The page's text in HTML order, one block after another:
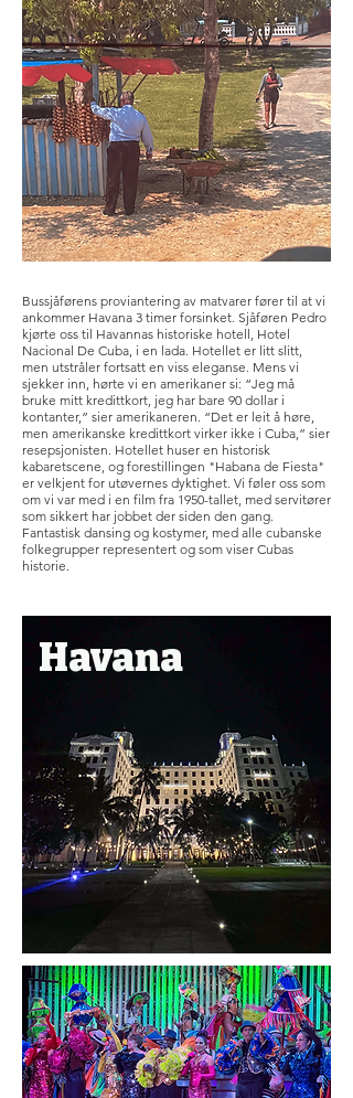
Bussjåførens proviantering av matvarer fører til at vi
ankommer Havana 3 timer forsinket. Sjåføren Pedro
kjørte oss til Havannas historiske hotell, Hotel
Nacional De Cuba, i en lada. Hotellet er litt slitt,
men utstråler fortsatt en viss eleganse. Mens vi
sjekker inn, hørte vi en amerikaner si: “Jeg må
bruke mitt kredittkort, jeg har bare 90 dollar i
kontanter,” sier amerikaneren. “Det er leit å høre,
men amerikanske kredittkort virker ikke i Cuba,” sier
resepsjonisten. Hotellet huser en historisk
kabaretscene, og forestillingen "Habana de Fiesta"
er velkjent for utøvernes dyktighet. Vi føler oss som
om vi var med i en film fra 1950-tallet, med servitører
som sikkert har jobbet der siden den gang.
Fantastisk dansing og kostymer, med alle cubanske
folkegrupper representert og som viser Cubas
historie.
Havana